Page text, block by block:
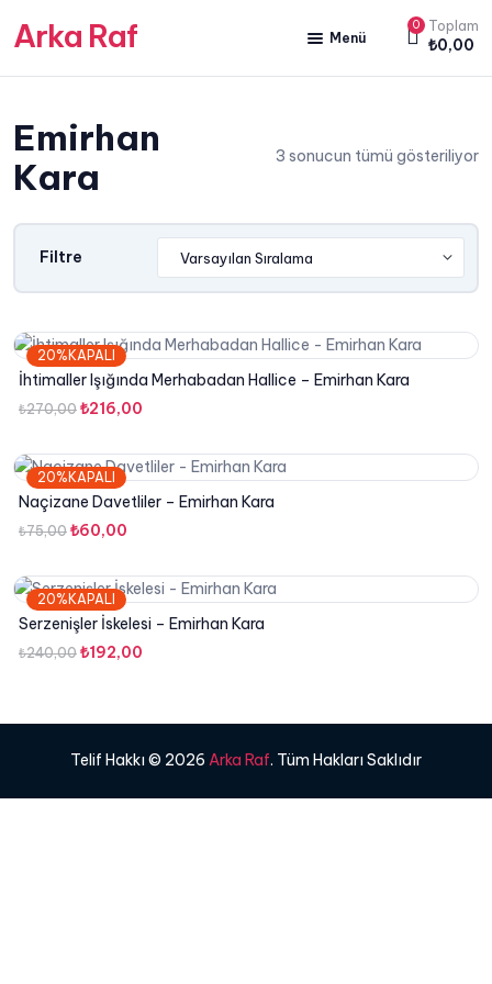
Arka Raf Menü
ANA SAYFA
HAKKIMIZDA
KİTAP SATIŞ
YAYIN PAKETLERİMİZ
0 Toplam
₺0,00
Emirhan
Kara
3 sonucun tümü gösteriliyor
Filtre
20%KAPALI
İhtimaller Işığında Merhabadan Hallice – Emirhan Kara
₺270,00 Orijinal
₺270,00.
₺216,00
fiyat:
₺216,00.
20%KAPALI
Naçizane Davetliler – Emirhan Kara
₺75,00 Orijinal
₺75,00.
₺60,00
fiyat:
₺60,00.
20%KAPALI
Serzenişler İskelesi – Emirhan Kara
₺240,00 Orijinal
₺192,00
₺192,00.
Telif Hakkı © 2026 Arka Raf. Tüm Hakları Saklıdır